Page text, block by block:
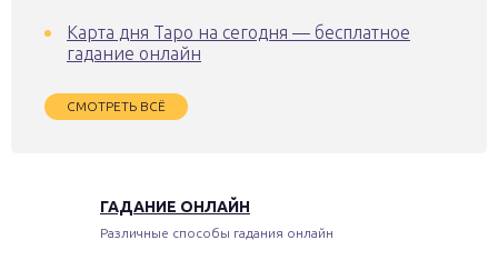
Карта дня Таро на сегодня — бесплатное
гадание онлайн
СМОТРЕТЬ ВСЁ
ГАДАНИЕ ОНЛАЙН
Различные способы гадания онлайн